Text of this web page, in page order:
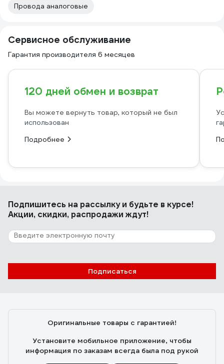
Провода аналоговые
Сервисное обслуживание
Гарантия производителя 6 месяцев
120 дней обмен и возврат
Вы можете вернуть товар, который не был
использован
Подробнее
Подпишитесь на рассылкуи будьте в курсе!
Акции, скидки, распродажи ждут!
Подписаться
Оригинальные товары с гарантией!
Установите мобильное приложение, чтобы
информация по заказам всегда была под рукой